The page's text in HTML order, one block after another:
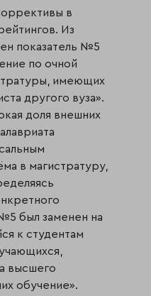
в
Из
показатель №5
по очной
имеющих
другого вуза».
доля внешних
в магистратуру,
был заменен на
к студентам
высшего
обучение».